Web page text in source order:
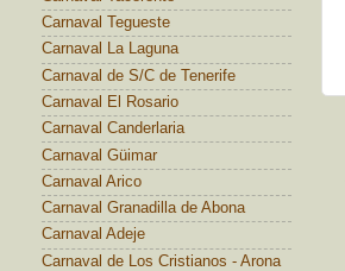
Carnaval Tegueste
Carnaval La Laguna
Carnaval de S/C de Tenerife
Carnaval El Rosario
Carnaval Canderlaria
Carnaval Güimar
Carnaval Arico
Carnaval Granadilla de Abona
Carnaval Adeje
Carnaval de Los Cristianos - Arona